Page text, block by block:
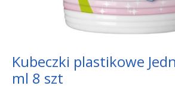
Kubeczki plastikowe
ml 8 szt